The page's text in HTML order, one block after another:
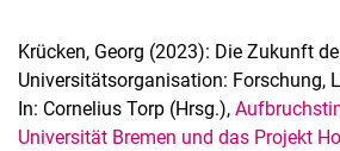
Krücken, Georg (2023): Die Zukunft
Universitätsorganisation: Forschung,
In: Cornelius Torp (Hrsg.),
Universität Bremen und das Projekt